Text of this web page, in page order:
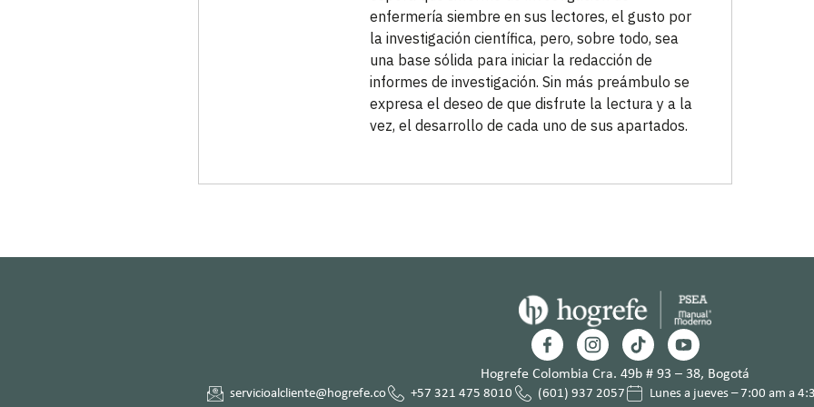
enfermería siembre en sus lectores, el gusto por
la investigación científica, pero, sobre todo, sea
una base sólida para iniciar la redacción de
informes de investigación. Sin más preámbulo se
expresa el deseo de que disfrute la lectura y a la
vez, el desarrollo de cada uno de sus apartados.
Hogrefe Colombia Cra. 49b # 93 – 38, Bogotá
servicioalcliente@hogrefe.co +57 321 475 8010 (601) 937 2057 Lunes a jueves – 7:00 am a